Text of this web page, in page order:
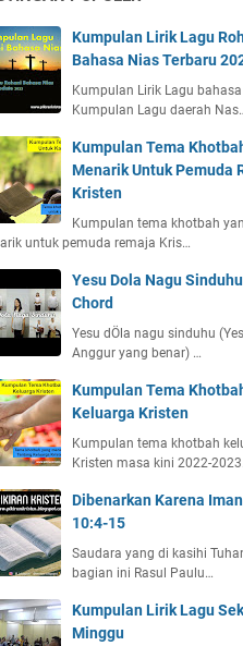
Kumpulan Lirik Lagu
Bahasa Nias Terbaru
Kumpulan Lirik Lagu
Kumpulan Lagu daerah
Kumpulan Tema
Menarik Untuk Pemuda
Kristen
Kumpulan tema khotbah
untuk pemuda remaja Kris…
Yesu Dola Nagu
Chord
Yesu dÖla nagu sinduhu
Anggur yang benar) …
Kumpulan Tema
Keluarga Kristen
Kumpulan tema khotbah
Kristen masa kini 2022-
Dibenarkan Karena
10:4-15
Saudara yang di kasihi
bagian ini Rasul Paulu…
Kumpulan Lirik Lagu
Minggu